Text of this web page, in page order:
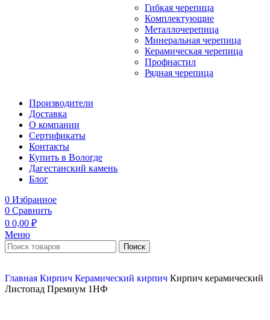
Гибкая черепица
Комплектующие
Металлочерепица
Минеральная черепица
Керамическая черепица
Профнастил
Рядная черепица
Производители
Доставка
О компании
Сертификаты
Контакты
Купить в Вологде
Дагестанский камень
Блог
0 Избранное
0 Сравнить
0 0,00 ₽
Меню
Поиск
Главная Кирпич Керамический кирпич Кирпич керамический
Листопад Премиум 1НФ